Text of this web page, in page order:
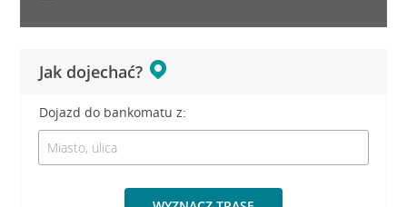
Jak dojechać?
Dojazd do bankomatu z: